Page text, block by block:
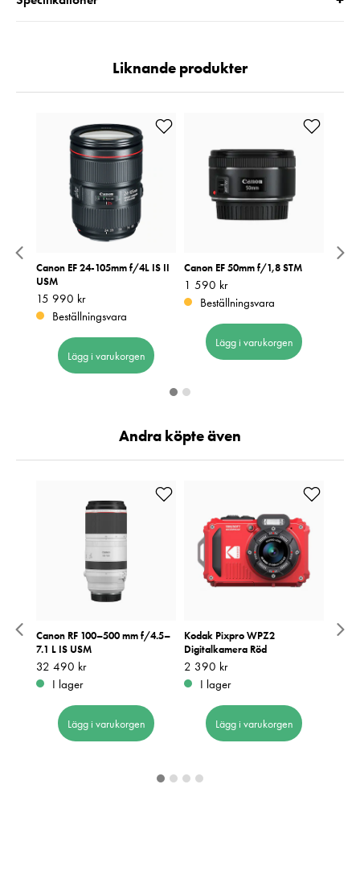
Liknande produkter
Canon EF 24-105mm f/4L IS II
USM
Pris :15 990 kr
15 990 kr
Beställningsvara
Lägg i varukorgen
Canon EF 50mm f/1,8 STM
Pris:1 590 kr
1 590 kr
Beställningsvara
Lägg i varukorgen
Andra köpte även
Canon RF 100–500 mm f/4.5–
7.1 L IS USM
Pris :32 490 kr
32 490 kr
I lager
Lägg i varukorgen
Kodak Pixpro WPZ2
Digitalkamera Röd
Pris:2 390 kr
2 390 kr
I lager
Lägg i varukorgen